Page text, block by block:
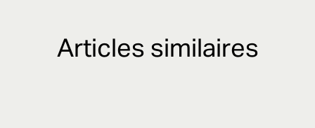
Articles similaires